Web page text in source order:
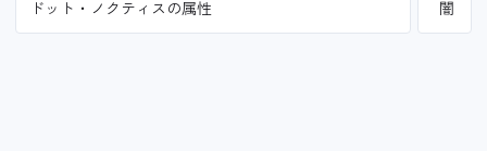
ドット・ノクティスの属性 闇